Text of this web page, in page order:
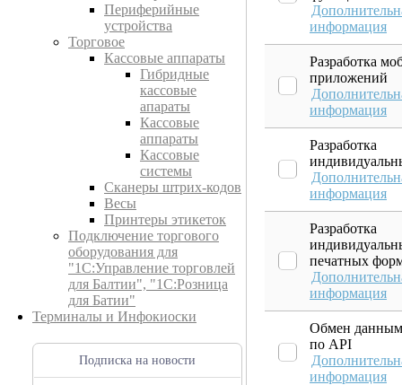
Периферийные
устройства
Торговое
Кассовые аппараты
Гибридные
кассовые
апараты
Кассовые
аппараты
Кассовые
системы
Сканеры штрих-кодов
Весы
Принтеры этикеток
Подключение торгового
оборудования для
"1С:Управление торговлей
для Балтии", "1С:Розница
для Батии"
Терминалы и Инфокиоски
Подписка на новости
информация
Разработка
приложений
информация
Разработка
информация
Разработка
печатных
информация
Обмен
по API
информация